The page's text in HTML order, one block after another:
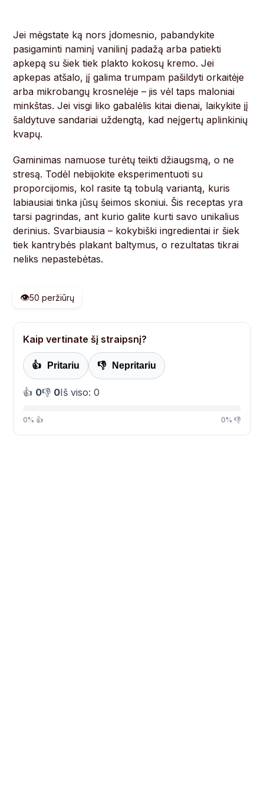
Jei mėgstate ką nors įdomesnio, pabandykite
pasigaminti naminį vanilinį padažą arba patiekti
apkepą su šiek tiek plakto kokosų kremo. Jei
apkepas atšalo, jį galima trumpam pašildyti orkaitėje
arba mikrobangų krosnelėje – jis vėl taps maloniai
minkštas. Jei visgi liko gabalėlis kitai dienai, laikykite jį
šaldytuve sandariai uždengtą, kad neįgertų aplinkinių
kvapų.
Gaminimas namuose turėtų teikti džiaugsmą, o ne
stresą. Todėl nebijokite eksperimentuoti su
proporcijomis, kol rasite tą tobulą variantą, kuris
labiausiai tinka jūsų šeimos skoniui. Šis receptas yra
tarsi pagrindas, ant kurio galite kurti savo unikalius
derinius. Svarbiausia – kokybiški ingredientai ir šiek
tiek kantrybės plakant baltymus, o rezultatas tikrai
neliks nepastebėtas.
👁️50 peržiūrų
Kaip vertinate šį straipsnį?
👍 Pritariu 👎 Nepritariu
👍 0👎 0Iš viso: 0
0% 👍 0% 👎